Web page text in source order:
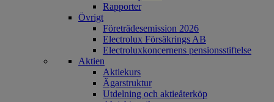
Rapporter
Övrigt
Företrädesemission 2026
Electrolux Försäkrings AB
Electroluxkoncernens pensionsstiftelse
Aktien
Aktiekurs
Ägarstruktur
Utdelning och aktieåterköp